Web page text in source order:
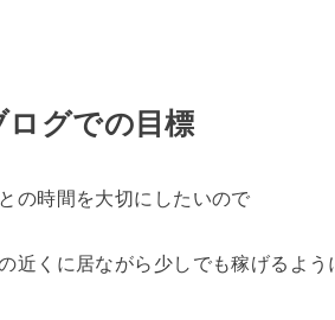
ログでの目標
の時間を大切にしたいので
近くに居ながら少しでも稼げるよう